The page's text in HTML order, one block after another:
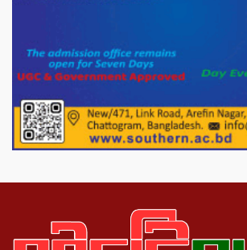
পাটগ্রামে চিকিৎসা সেবায়
উদ্দিন ফাউন্ডেশন
পাটগ্রামের দহগ্রাম
ভেঙ্গে যোগাযোগ বিছিন্ন